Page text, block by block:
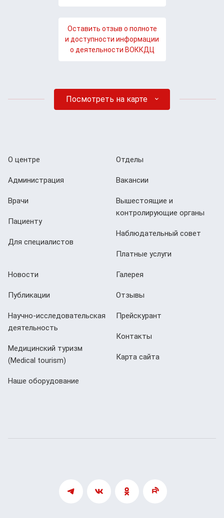
Оставить отзыв о полноте
и доступности информации
о деятельности ВОККДЦ
Посмотреть на карте
О центре
Администрация
Врачи
Пациенту
Для специалистов
Отделы
Вакансии
Вышестоящие и
контролирующие органы
Наблюдательный совет
Платные услуги
Новости
Публикации
Научно-исследовательская
деятельность
Медицинский туризм
(Мedical tourism)
Наше оборудование
Галерея
Отзывы
Прейскурант
Контакты
Карта сайта